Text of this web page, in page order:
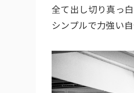
全て出し切り真っ白
シンプルで力強い自